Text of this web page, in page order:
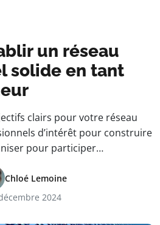
un réseau
solide en tant
clairs pour votre réseau
d’intérêt pour construire
pour participer…
Chloé Lemoine
2024